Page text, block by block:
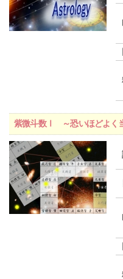
紫微斗数Ⅰ ～恐いほどよく